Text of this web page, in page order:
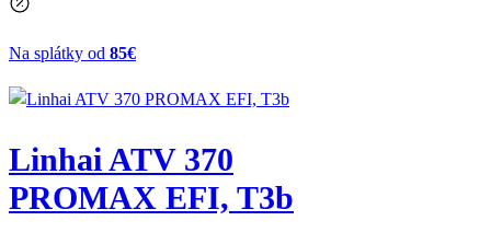
Na splátky od 85€
Linhai ATV 370
PROMAX EFI, T3b